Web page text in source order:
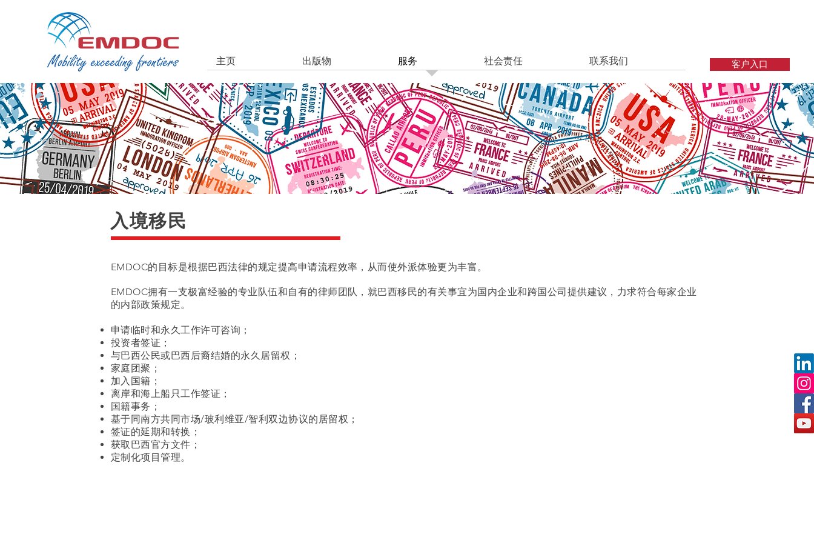
主页 出版物 服务 社会责任 联系我们 客户入口
入境移民
EMDOC的目标是根据巴西法律的规定提高申请流程效率，从而使外派体验更为丰富。
EMDOC拥有一支极富经验的专业队伍和自有的律师团队，就巴西移民的有关事宜为国内企业和跨国公司提供建议，力求符合每家企业
的内部政策规定。
申请临时和永久工作许可咨询；
投资者签证；
与巴西公民或巴西后裔结婚的永久居留权；
家庭团聚；
加入国籍；
离岸和海上船只工作签证；
国籍事务；
基于同南方共同市场/玻利维亚/智利双边协议的居留权；
签证的延期和转换；
获取巴西官方文件；
定制化项目管理。